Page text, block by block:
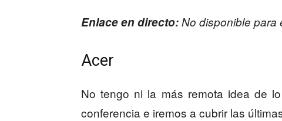
Enlace en directo:No disponible para
Acer
No tengo ni la más remota idea de
conferencia e iremos a cubrir las